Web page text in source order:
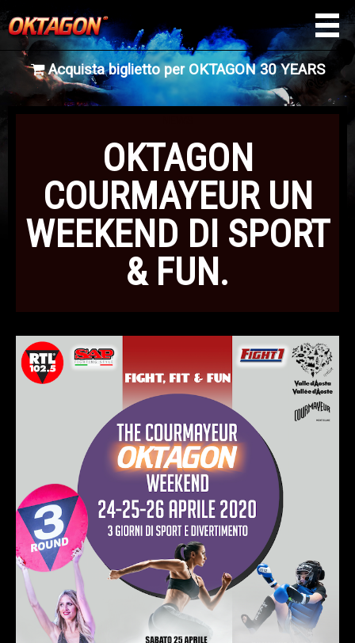
Acquista biglietto per OKTAGON 30 YEARS
OKTAGON
COURMAYEUR UN
WEEKEND DI SPORT
& FUN.